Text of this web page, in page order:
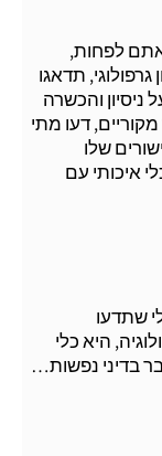
לפחות,
תדאגו
ניסיון והכשרה
דעו מתי
שלו
איכותי עם
שתדעו
היא כלי
בדיני נפשות…